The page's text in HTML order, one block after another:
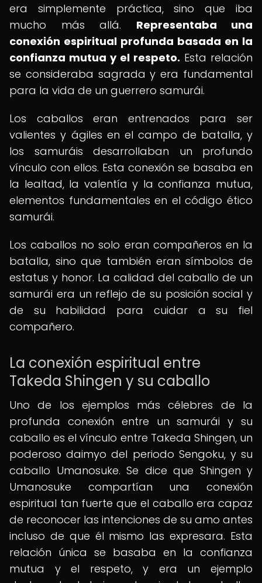
era simplemente práctica, sino que iba
mucho más allá. Representaba una
conexión espiritual profunda basada en la
confianza mutua y el respeto. Esta relación
se consideraba sagrada y era fundamental
para la vida de un guerrero samurái.
Los caballos eran entrenados para ser
valientes y ágiles en el campo de batalla, y
los samuráis desarrollaban un profundo
vínculo con ellos. Esta conexión se basaba en
la lealtad, la valentía y la confianza mutua,
elementos fundamentales en el código ético
samurái.
Los caballos no solo eran compañeros en la
batalla, sino que también eran símbolos de
estatus y honor. La calidad del caballo de un
samurái era un reflejo de su posición social y
de su habilidad para cuidar a su fiel
compañero.
La conexión espiritual entre
Takeda Shingen y su caballo
Uno de los ejemplos más célebres de la
profunda conexión entre un samurái y su
caballo es el vínculo entre Takeda Shingen, un
poderoso daimyo del periodo Sengoku, y su
caballo Umanosuke. Se dice que Shingen y
Umanosuke compartían una conexión
espiritual tan fuerte que el caballo era capaz
de reconocer las intenciones de su amo antes
incluso de que él mismo las expresara. Esta
relación única se basaba en la confianza
mutua y el respeto, y era un ejemplo